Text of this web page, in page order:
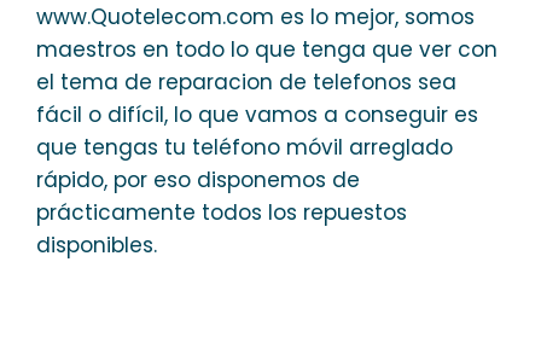
www.Quotelecom.com es lo mejor, somos
maestros en todo lo que tenga que ver con
el tema de reparacion de telefonos sea
fácil o difícil, lo que vamos a conseguir es
que tengas tu teléfono móvil arreglado
rápido, por eso disponemos de
prácticamente todos los repuestos
disponibles.